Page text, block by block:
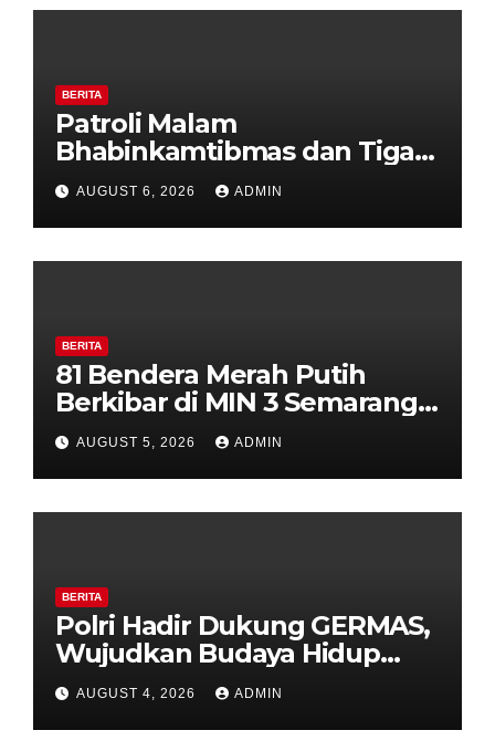
BERITA
Patroli Malam
Bhabinkamtibmas dan Tiga
Pilar Kelurahan Ungaran
Perkuat Kamtibmas, Warga
Diajak Aktifkan Ronda
AUGUST 6, 2026 ADMIN
BERITA
81 Bendera Merah Putih
Berkibar di MIN 3 Semarang,
Bhabinkamtibmas Desa
Timpik Hadiri Peringatan
HUT ke-81 Kemerdekaan RI
AUGUST 5, 2026 ADMIN
BERITA
Polri Hadir Dukung GERMAS,
Wujudkan Budaya Hidup
Sehat di Kecamatan Pabelan
AUGUST 4, 2026 ADMIN